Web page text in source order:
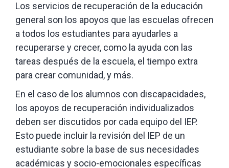
Los servicios de recuperación de la educación
general son los apoyos que las escuelas ofrecen
a todos los estudiantes para ayudarles a
recuperarse y crecer, como la ayuda con las
tareas después de la escuela, el tiempo extra
para crear comunidad, y más.
En el caso de los alumnos con discapacidades,
los apoyos de recuperación individualizados
deben ser discutidos por cada equipo del IEP.
Esto puede incluir la revisión del IEP de un
estudiante sobre la base de sus necesidades
académicas y socio-emocionales específicas